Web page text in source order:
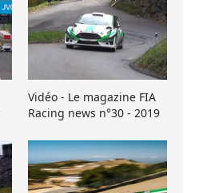
Vidéo - Le magazine FIA
Racing news n°30 - 2019